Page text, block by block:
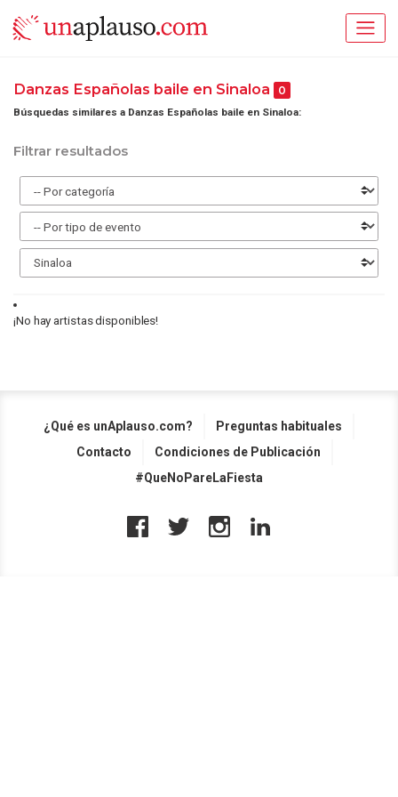
Danzas Españolas baile en Sinaloa 0
Búsquedas similares a Danzas Españolas baile en Sinaloa:
Filtrar resultados
¡No hay artistas disponibles!
¿Qué es unAplauso.com?
Preguntas habituales
Contacto
Condiciones de Publicación
#QueNoPareLaFiesta